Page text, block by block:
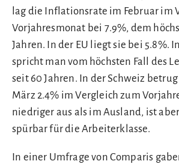
lag die Inflationsrate im Februar im
Vorjahresmonat bei 7.9%, dem
Jahren. In der EU liegt sie bei 5.8%.
spricht man vom höchsten Fall des
seit 60 Jahren. In der Schweiz
März 2.4% im Vergleich zum
niedriger aus als im Ausland, ist
spürbar für die Arbeiterklasse.
In einer Umfrage von Comparis